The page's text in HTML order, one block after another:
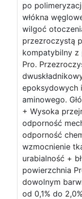
po
włókna
wilgoć
przezroczystą
kompatybilny z
Pro.
epoksydowych
aminowego.
+ Wysoka
odporność
odporność
wzmocnienie
urabialność +
powierzchnia
dowolnym
od 0,1% do